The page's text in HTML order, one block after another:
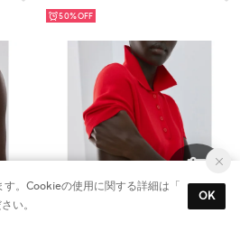
50%
。Cookieの使用に関する詳細は「
い。
OK